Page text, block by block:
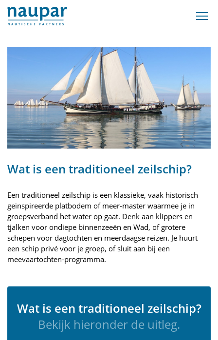
Wat is een traditioneel zeilschip?
Een traditioneel zeilschip is een klassieke, vaak historisch
geïnspireerde platbodem of meer-master waarmee je in
groepsverband het water op gaat. Denk aan klippers en
tjalken voor ondiepe binnenzeeën en Wad, of grotere
schepen voor dagtochten en meerdaagse reizen. Je huurt
een schip privé voor je groep, of sluit aan bij een
meevaartochten-programma.
Wat is een traditioneel zeilschip?
Bekijk hieronder de uitleg.